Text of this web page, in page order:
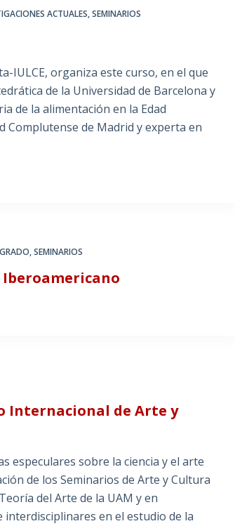
ACTUALES,SEMINARIOS
IULCE, organiza este curso, en el que
de la Universidad de Barcelona y
de la alimentación en la Edad
Complutense de Madrid y experta en
,SEMINARIOS
Iberoamericano
Internacional de Arte y
especulares sobre la ciencia y el arte
de los Seminarios de Arte y Cultura
del Arte de la UAM y en
en el estudio de la